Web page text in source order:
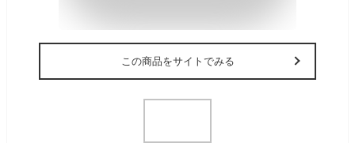
この商品をサイトでみる